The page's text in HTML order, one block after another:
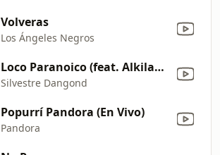
Volveras
Los Ángeles Negros
Loco Paranoico (feat. Alkilados) [Bachata Version]
Silvestre Dangond
Popurrí Pandora (En Vivo)
Pandora